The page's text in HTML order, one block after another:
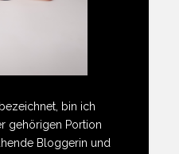
bin ich
gehörigen Portion
Bloggerin und